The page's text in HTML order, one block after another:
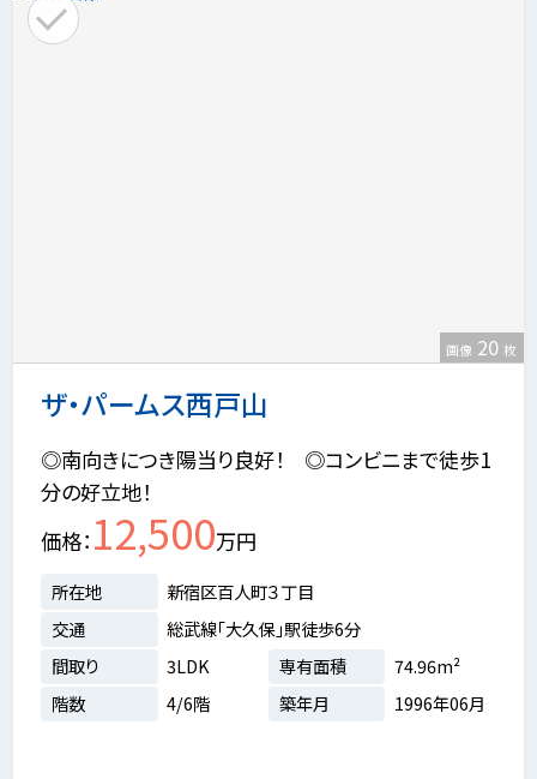
ザ・パームス西戸山
画像 20 枚
◎南向きにつき陽当り良好！ ◎コンビニまで徒歩1
分の好立地！
価格 12,500万円
所在地
新宿区百人町３丁目
交通
総武線「大久保」駅徒歩6分
間取り
3LDK 専有面積
74.96m²
階数
4/6階 築年月 1996年06月